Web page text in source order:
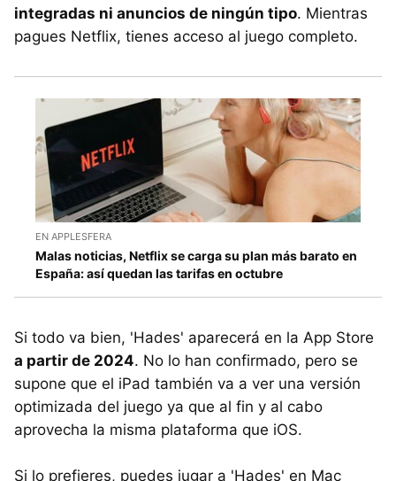
integradas ni anuncios de ningún tipo. Mientras
pagues Netflix, tienes acceso al juego completo.
EN APPLESFERA
Malas noticias, Netflix se carga su plan más barato en
España: así quedan las tarifas en octubre
Si todo va bien, 'Hades' aparecerá en la App Store
a partir de 2024. No lo han confirmado, pero se
supone que el iPad también va a ver una versión
optimizada del juego ya que al fin y al cabo
aprovecha la misma plataforma que iOS.
Si lo prefieres, puedes jugar a 'Hades' en Mac